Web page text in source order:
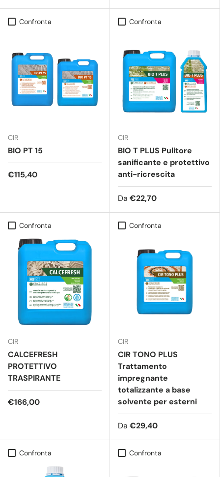
Confronta
CIR
BIO PT 15
€115,40
Confronta
CIR
BIO T PLUS Pulitore
sanificante e protettivo
anti-ricrescita
Da €22,70
Confronta
CIR
CALCEFRESH
PROTETTIVO
TRASPIRANTE
€166,00
Confronta
CIR
CIR TONO PLUS
Trattamento
impregnante
totalizzante a base
solvente per esterni
Da €29,40
Confronta Confronta